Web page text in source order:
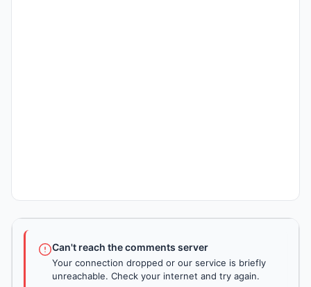
Can't reach the comments server
Your connection dropped or our service is briefly
unreachable. Check your internet and try again.